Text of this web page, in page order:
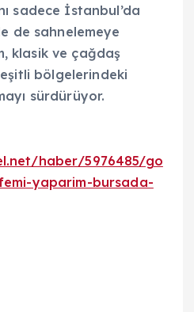
sadece İstanbul’da
de sahnelemeye
klasik ve çağdaş
bölgelerindeki
sürdürüyor.
haber/5976485/go
yaparim-bursada-